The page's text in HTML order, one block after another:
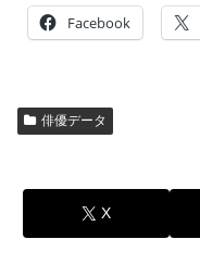
Facebook
俳優データ
X